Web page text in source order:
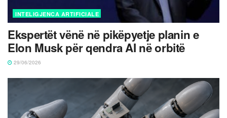
INTELIGJENCA ARTIFICIALE
Ekspertët vënë në pikëpyetje planin e
Elon Musk për qendra AI në orbitë
29/06/2026